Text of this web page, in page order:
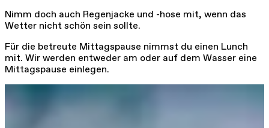
Nimm doch auch Regenjacke und -hose mit, wenn das
Wetter nicht schön sein sollte.
Für die betreute Mittagspause nimmst du einen Lunch
mit. Wir werden entweder am oder auf dem Wasser eine
Mittagspause einlegen.